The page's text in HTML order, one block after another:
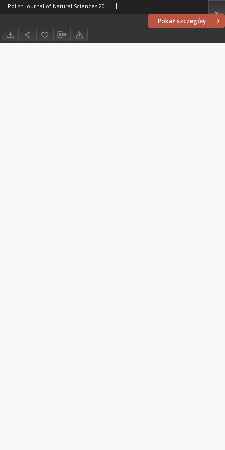
Pokaż szczegóły
Polish Journal of Natural Sciences 20 (1/2006)